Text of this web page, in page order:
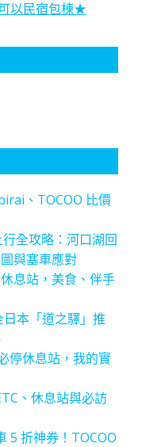
以民宿包棟★
、TOCOO 比價
行全攻略：河口湖回
與塞車應對
息站，美食、伴手
日本「道之驛」推
停休息站，我的實
、休息站與必訪
5 折神券！TOCOO